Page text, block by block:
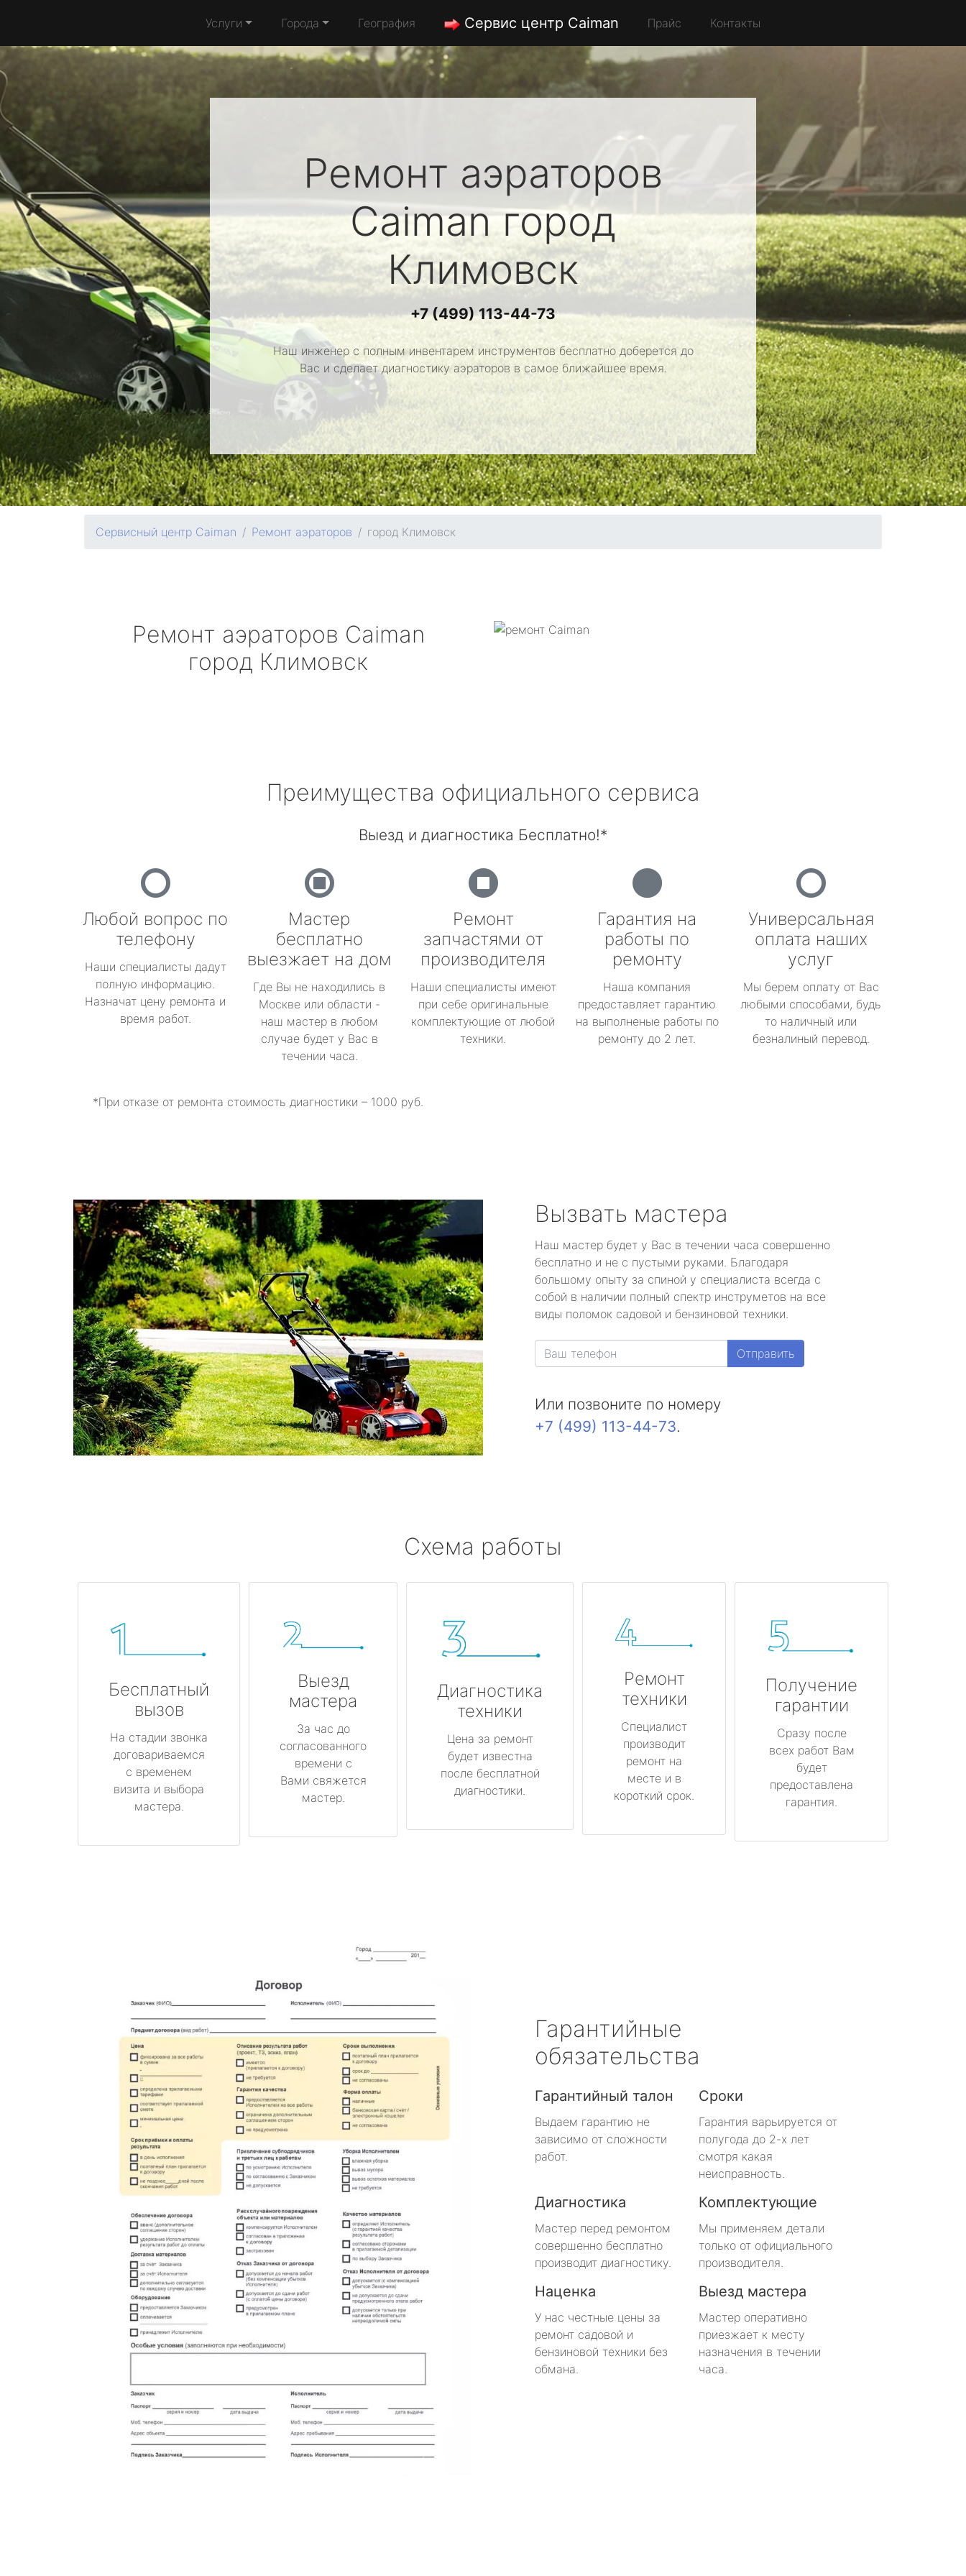
Услуги Города География Сервис центр Caiman Прайс Контакты
Ремонт аэраторов
Caimanгород
Климовск
+7 (499) 113-44-73
Наш инженер с полным инвентарем инструментов бесплатно доберется до
Вас и сделает диагностику аэраторов в самое ближайшее время.
Сервисный центр Caiman Ремонт аэраторов город Климовск
Ремонт аэраторов Caiman
город Климовск
Преимущества официального сервиса
Выезд и диагностика Бесплатно!*
Любой вопрос по
телефону
Наши специалисты дадут
полную информацию.
Назначат цену ремонта и
время работ.
Мастер
бесплатно
выезжает на дом
Где Вы не находились в
Москве или области -
наш мастер в любом
случае будет у Вас в
течении часа.
Ремонт
запчастями от
производителя
Наши специалисты имеют
при себе оригинальные
комплектующие от любой
техники.
Гарантия на
работы по
ремонту
Наша компания
предоставляет гарантию
на выполненые работы по
ремонту до 2 лет.
Универсальная
оплата наших
услуг
Мы берем оплату от Вас
любыми способами, будь
то наличный или
безналиный перевод.
*При отказе от ремонта стоимость диагностики – 1000 руб.
Вызвать мастера
Наш мастер будет у Вас в течении часа совершенно
бесплатно и не с пустыми руками. Благодаря
большому опыту за спиной у специалиста всегда с
собой в наличии полный спектр инструметов на все
виды поломок садовой и бензиновой техники.
Отправить
Или позвоните по номеру
+7 (499) 113-44-73.
Схема работы
Бесплатный
вызов
На стадии звонка
договариваемся
с временем
визита и выбора
мастера.
Выезд
мастера
За час до
согласованного
времени с
Вами свяжется
мастер.
Диагностика
техники
Цена за ремонт
будет известна
после бесплатной
диагностики.
Ремонт
техники
Специалист
производит
ремонт на
месте и в
короткий срок.
Получение
гарантии
Сразу после
всех работ Вам
будет
предоставлена
гарантия.
Гарантийные
обязательства
Гарантийный талон
Выдаем гарантию не
зависимо от сложности
работ.
Сроки
Гарантия варьируется от
полугода до 2-х лет
смотря какая
неисправность.
Диагностика
Мастер перед ремонтом
совершенно бесплатно
производит диагностику.
Комплектующие
Мы применяем детали
только от официального
производителя.
Наценка
У нас честные цены за
ремонт садовой и
бензиновой техники без
обмана.
Выезд мастера
Мастер оперативно
приезжает к месту
назначения в течении
часа.